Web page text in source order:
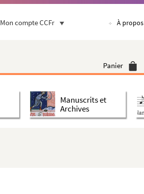
Mon compte CCFr À propos
Panier
Manuscrits et
Archives